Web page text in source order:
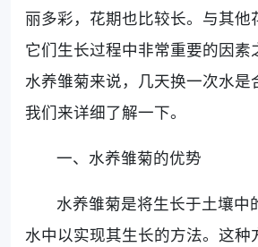
丽多彩，花期也比较长。与其他
它们生长过程中非常重要的因素
水养雏菊来说，几天换一次水是
我们来详细了解一下。
一、水养雏菊的优势
水养雏菊是将生长于土壤中
水中以实现其生长的方法。这种